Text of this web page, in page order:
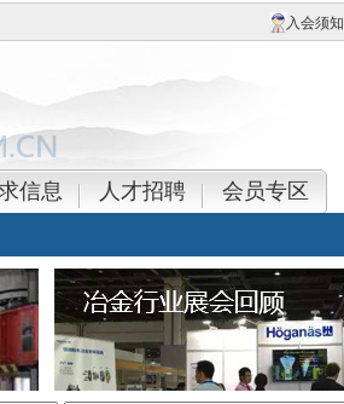
入会须知
信息 人才招聘 会员专区